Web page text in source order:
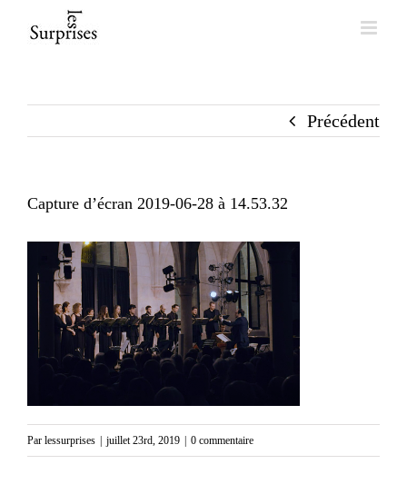
Précédent
Capture d’écran 2019-06-28 à 14.53.32
Par lessurprises juillet 23rd, 2019 0 commentaire